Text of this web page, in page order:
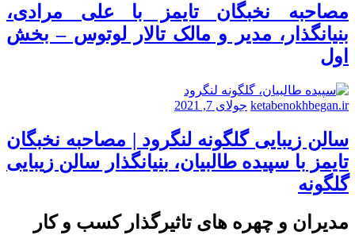
مصاحبه نخبگان تایمز با علی مرادی،
بنیانگذار، مدیر و مالک تالار لوتوس – بخش
اول
ketabenokhbegan.ir جولای 7, 2021
سالن زیبایی گلگونه لنگرود | مصاحبه نخبگان
تایمز با سپیده طالبیان، بنیانگذار سالن زیبایی
گلگونه
مدیران و چهره های تاثیرگذار کسب و کار